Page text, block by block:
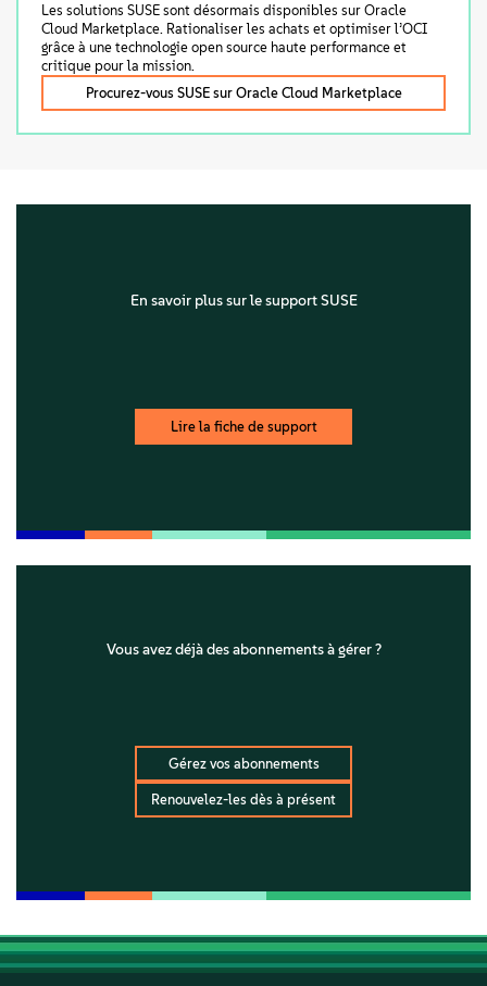
Les solutions SUSE sont désormais disponibles sur Oracle
Cloud Marketplace. Rationaliser les achats et optimiser l’OCI
grâce à une technologie open source haute performance et
critique pour la mission.
Procurez-vous SUSE sur Oracle Cloud Marketplace
En savoir plus sur le support SUSE
Lire la fiche de support
Vous avez déjà des abonnements à gérer ?
Gérez vos abonnements
Renouvelez-les dès à présent